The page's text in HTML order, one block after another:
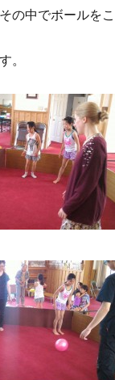
の中でボールを
。